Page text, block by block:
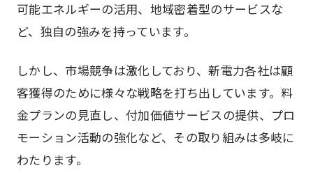
可能エネルギーの活用、地域密着型のサービスな
ど、独自の強みを持っています。
しかし、市場競争は激化しており、新電力各社は顧
客獲得のために様々な戦略を打ち出しています。料
金プランの見直し、付加価値サービスの提供、プロ
モーション活動の強化など、その取り組みは多岐に
わたります。